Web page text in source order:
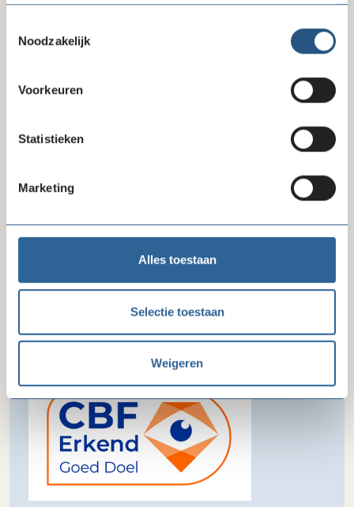
Noodzakelijk
Voorkeuren
Statistieken
Marketing
Alles toestaan
Selectie toestaan
Weigeren
kerkinactie.nl
Telefoonnummer